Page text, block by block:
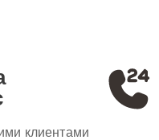
клиентами